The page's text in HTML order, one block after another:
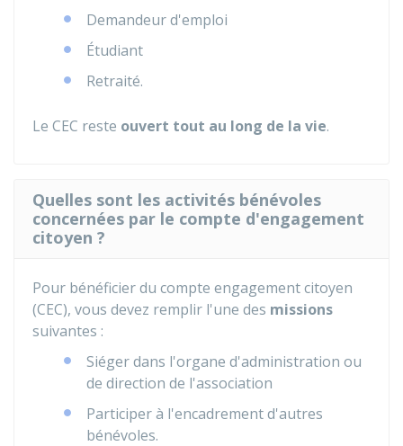
Demandeur d'emploi
Étudiant
Retraité.
Le CEC reste ouvert tout au long de la vie.
Quelles sont les activités bénévoles
concernées par le compte d'engagement
citoyen ?
Pour bénéficier du compte engagement citoyen
(CEC), vous devez remplir l'une des missions
suivantes :
Siéger dans l'organe d'administration ou
de direction de l'association
Participer à l'encadrement d'autres
bénévoles.